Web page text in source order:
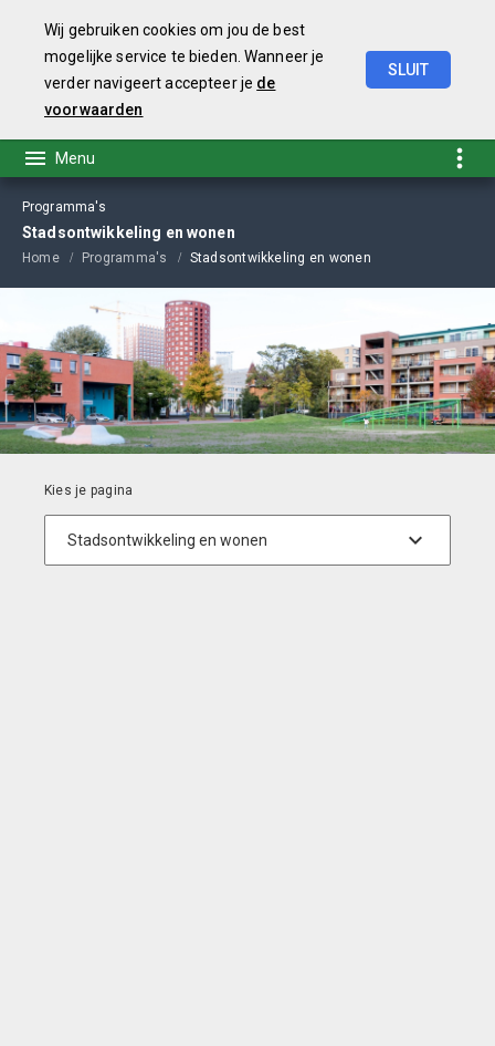
Programma's
Stadsontwikkeling en wonen
Home Programma's Stadsontwikkeling en wonen
Wij gebruiken cookies om jou de best
mogelijke service te bieden. Wanneer je
verder navigeert accepteer je de
voorwaarden
SLUIT